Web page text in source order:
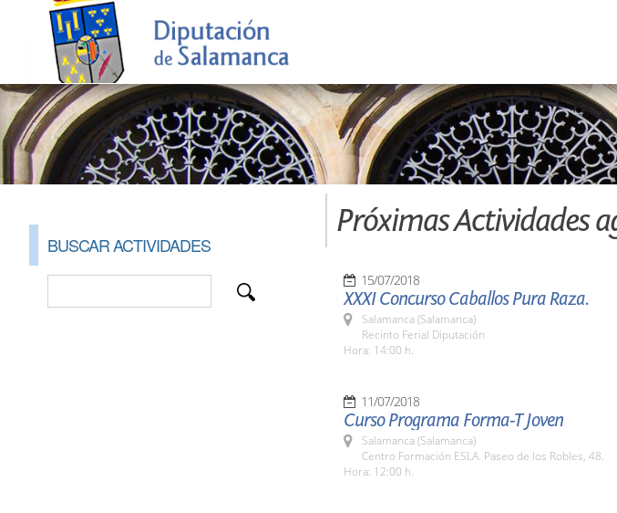
BUSCAR ACTIVIDADES
Próximas Actividades
15/07/2018
XXXI Concurso Caballos Pura Raza.
Salamanca (Salamanca)
Recinto Ferial Diputación
Hora: 14:00 h.
11/07/2018
Curso Programa Forma-T Joven
Salamanca (Salamanca)
Centro Formación ESLA. Paseo de los Robles, 48.
Hora: 12:00 h.